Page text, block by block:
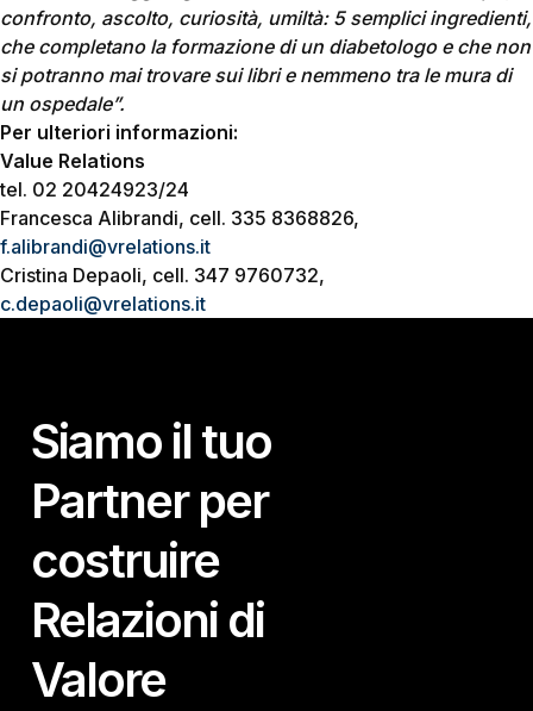
confronto, ascolto, curiosità, umiltà: 5 semplici ingredienti,
che completano la formazione di un diabetologo e che non
si potranno mai trovare sui libri e nemmeno tra le mura di
un ospedale”.
Per ulteriori informazioni:
Value Relations
tel. 02 20424923/24
Francesca Alibrandi, cell. 335 8368826,
f.alibrandi@vrelations.it
Cristina Depaoli, cell. 347 9760732,
c.depaoli@vrelations.it
Siamo il tuo
Partner per
costruire
Relazioni di
Valore